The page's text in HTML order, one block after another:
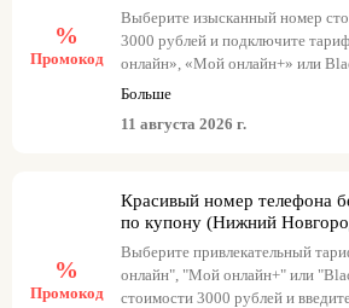
%
Промокод
Выберите изысканный номер
3000 рублей и подключите
онлайн», «Мой онлайн+» или
Примените промокод при
- goldnnov3 с тарифом «Везде
Больше
11 августа 2026 г.
%
Промокод
Красивый номер телефона
по купону (Нижний
Выберите привлекательный
онлайн", "Мой онлайн+" или
стоимости 3000 рублей и